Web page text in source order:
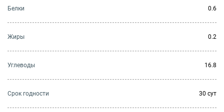
Белки 0.6
Жиры 0.2
Углеводы 16.8
Cрок годности 30 сут